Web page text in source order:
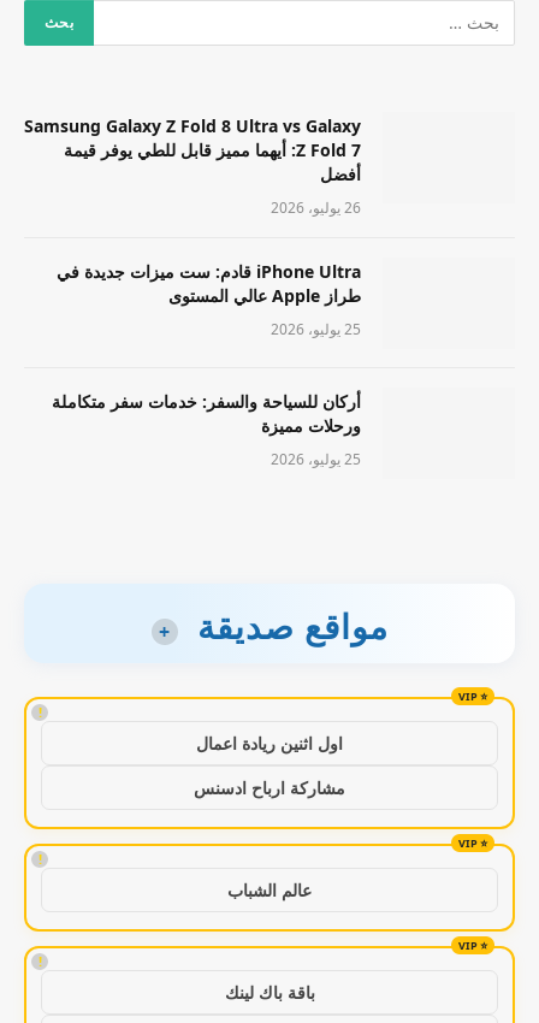
Samsung Galaxy Z Fold 8 Ultra vs Galaxy
Z Fold 7: أيهما مميز قابل للطي يوفر قيمة
أفضل
26 يوليو، 2026
iPhone Ultra قادم: ست ميزات جديدة في
طراز Apple عالي المستوى
25 يوليو، 2026
أركان للسياحة والسفر: خدمات سفر متكاملة
ورحلات مميزة
25 يوليو، 2026
مواقع صديقة +
!
اول اثنين ريادة اعمال
مشاركة ارباح ادسنس
!
عالم الشباب
!
باقة باك لينك